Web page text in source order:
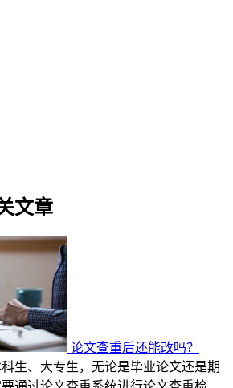
文章
论文查重后还能改吗？
生、大专生，无论是毕业论文还是期